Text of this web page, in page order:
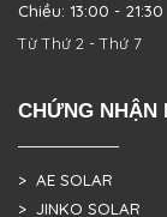
Chiều: 13:00 - 21:30
Từ Thứ 2 - Thứ 7
CHỨNG NHẬN
> AE SOLAR
> JINKO SOLAR